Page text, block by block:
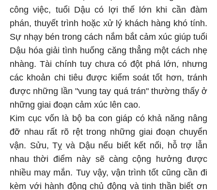
công việc, tuổi Dậu có lợi thế lớn khi cần đàm
phán, thuyết trình hoặc xử lý khách hàng khó tính.
Sự nhạy bén trong cách nắm bắt cảm xúc giúp tuổi
Dậu hóa giải tình huống căng thẳng một cách nhẹ
nhàng. Tài chính tuy chưa có đột phá lớn, nhưng
các khoản chi tiêu được kiểm soát tốt hơn, tránh
được những lần "vung tay quá trán" thường thấy ở
những giai đoạn cảm xúc lên cao.
Kim cục vốn là bộ ba con giáp có khả năng nâng
đỡ nhau rất rõ rệt trong những giai đoạn chuyển
vận. Sửu, Tỵ và Dậu nếu biết kết nối, hỗ trợ lẫn
nhau thời điểm này sẽ càng cộng hưởng được
nhiều may mắn. Tuy vậy, vận trình tốt cũng cần đi
kèm với hành động chủ động và tinh thần biết ơn